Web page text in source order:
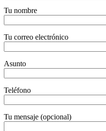
Tu nombre
Tu correo electrónico
Asunto
Teléfono
Tu mensaje (opcional)